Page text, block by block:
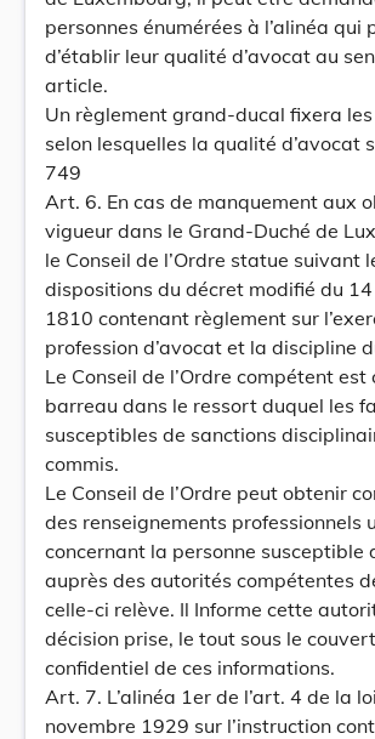
personnes énumérées à l’alinéa qui
d’établir leur qualité d’avocat au
article.
Un règlement grand-ducal fixera
selon lesquelles la qualité d’avocat
749
Art. 6. En cas de manquement aux
vigueur dans le Grand-Duché de
le Conseil de l’Ordre statue suivant
dispositions du décret modifié du
1810 contenant règlement sur
profession d’avocat et la discipline
Le Conseil de l’Ordre compétent est
barreau dans le ressort duquel les
susceptibles de sanctions
commis.
Le Conseil de l’Ordre peut obtenir
des renseignements professionnels
concernant la personne susceptible
auprès des autorités compétentes
celle-ci relève. Il Informe cette
décision prise, le tout sous le
confidentiel de ces informations.
Art. 7. L’alinéa 1er de l’art. 4 de la
novembre 1929 sur l’instruction